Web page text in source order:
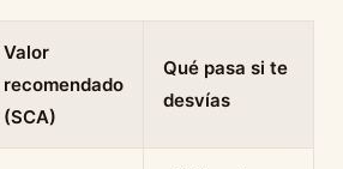
Valor
recomendado
(SCA)
Qué pasa si te
desvías